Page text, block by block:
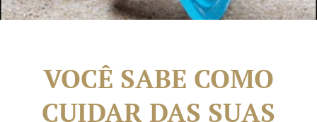
VOCÊ SABE COMO
CUIDAR DAS SUAS